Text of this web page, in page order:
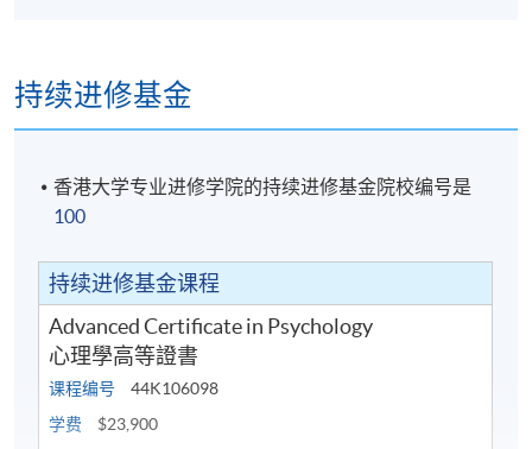
持续进修基金
香港大学专业进修学院的持续进修基金院校编号是
100
持续进修基金课程
Advanced Certificate in Psychology
心理學高等證書
课程编号
44K106098
学费
$23,900